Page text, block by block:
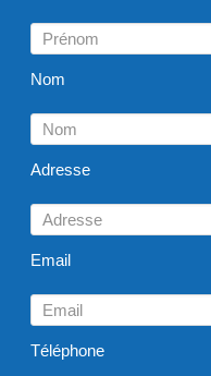
Nom
Adresse
Email
Téléphone